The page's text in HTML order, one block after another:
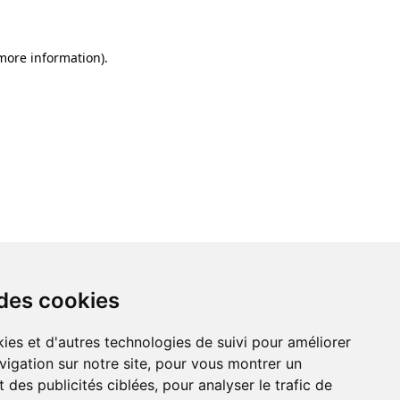
cookies
et d'autres technologies de suivi pour améliorer
sur notre site, pour vous montrer un
des publicités ciblées, pour analyser le trafic de
information).